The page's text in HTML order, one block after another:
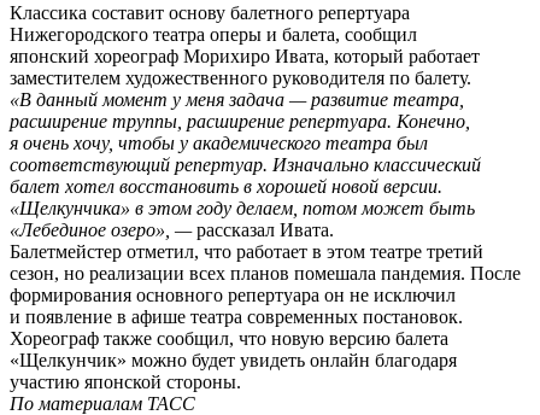
Классика составит основу балетного репертуара
Нижегородского театра оперы и балета, сообщил
японский хореограф Морихиро Ивата, который работает
заместителем художественного руководителя по балету.
«В данный момент у меня задача — развитие театра,
расширение труппы, расширение репертуара. Конечно,
я очень хочу, чтобы у академического театра был
соответствующий репертуар. Изначально классический
балет хотел восстановить в хорошей новой версии.
«Щелкунчика» в этом году делаем, потом может быть
«Лебединое озеро», —рассказал Ивата.
Балетмейстер отметил, что работает в этом театре третий
сезон, но реализации всех планов помешала пандемия. После
формирования основного репертуара он не исключил
и появление в афише театра современных постановок.
Хореограф также сообщил, что новую версию балета
«Щелкунчик» можно будет увидеть онлайн благодаря
участию японской стороны.
По материалам ТАСС